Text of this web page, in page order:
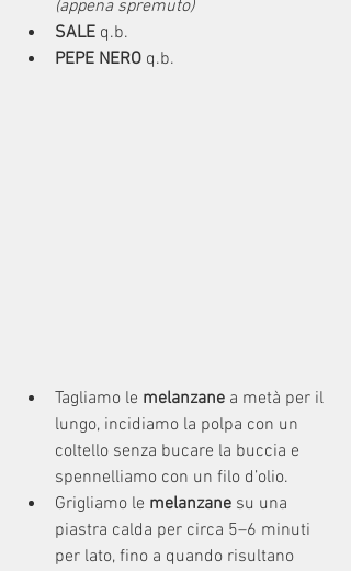
(appena spremuto)
SALE q.b.
PEPE NERO q.b.
Tagliamo le melanzane a metà per il
lungo, incidiamo la polpa con un
coltello senza bucare la buccia e
spennelliamo con un filo d’olio.
Grigliamo le melanzane su una
piastra calda per circa 5–6 minuti
per lato, fino a quando risultano